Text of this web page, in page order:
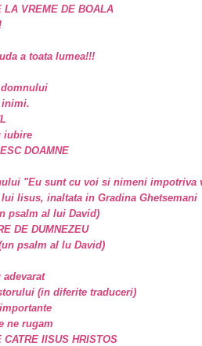
LA VREME DE BOALA
a toata lumea!!!
inimi.
iubire
DOAMNE
"Eu sunt cu voi si nimeni impotriva
Iisus, inaltata in Gradina Ghetsemani
psalm al lui David)
DE DUMNEZEU
psalm al lu David)
adevarat
(in diferite traduceri)
ne rugam
CATRE IISUS HRISTOS